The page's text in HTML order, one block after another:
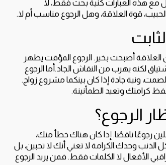
مع هذه العبارات كنية بحث فقط، لا
قوة العلاقة، وهل الرجوع مناسب أم لا.
أصبحت بخير. الرجوع المؤقت يظهر
لكنه يهرب من النقاش الجاد.أما الرجوع
ونية جادة إذا كان بينكما مشروع زواج.
كرامتك وتعيد الطمأنينة.
الرجوع؟
رجوعًا ناقصًا. إذا كان هناك خطأ منك،
وحدك.الكرامة لا تعني أنك لا تحبين، بل
الأفعال لا الكلمات فقط. فمن يريد الرجوع